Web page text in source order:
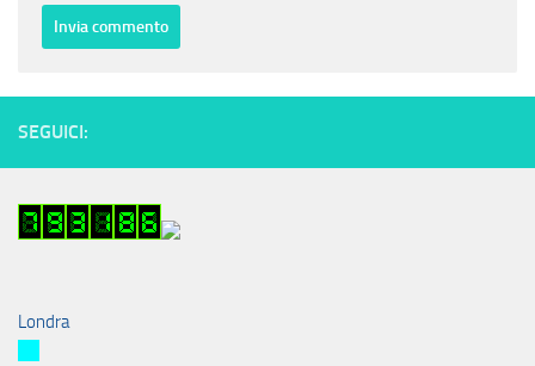
SEGUICI:
Londra